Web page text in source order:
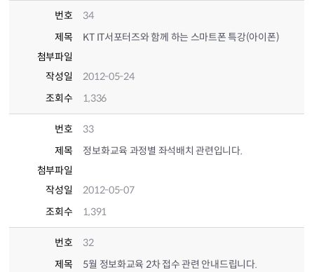
번호
34
제목
KT IT서포터즈와 함께 하는 스마트폰 특강(아이폰)
첨부파일
작성일
2012-05-24
조회수
1,336
번호
33
제목
정보화교육 과정별 좌석배치 관련입니다.
첨부파일
작성일
2012-05-07
조회수
1,391
번호
32
제목
5월 정보화교육 2차 접수 관련 안내드립니다.